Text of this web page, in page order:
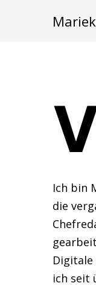
Ich bin
die
ich seit